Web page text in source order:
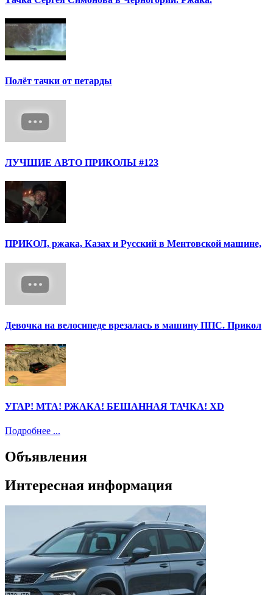
Полёт тачки от петарды
ЛУЧШИЕ АВТО ПРИКОЛЫ #123
ПРИКОЛ, ржака, Казах и Русский в Ментовской машине,
Девочка на велосипеде врезалась в машину ППС. Прикол
УГАР! МТА! РЖАКА! БЕШАННАЯ ТАЧКА! ХD
Подробнее ...
Объявления
Интересная информация